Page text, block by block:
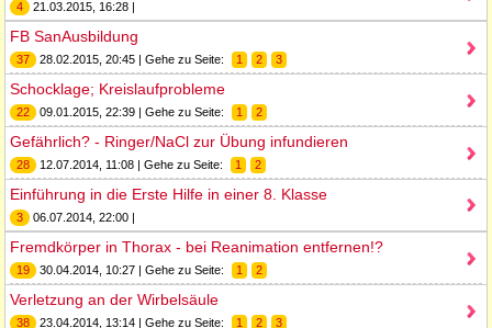
4 21.03.2015, 16:28 |
FB SanAusbildung
37 28.02.2015, 20:45 | Gehe zu Seite: 1 2 3
Schocklage; Kreislaufprobleme
22 09.01.2015, 22:39 | Gehe zu Seite: 1 2
Gefährlich? - Ringer/NaCl zur Übung infundieren
28 12.07.2014, 11:08 | Gehe zu Seite: 1 2
Einführung in die Erste Hilfe in einer 8. Klasse
3 06.07.2014, 22:00 |
Fremdkörper in Thorax - bei Reanimation entfernen!?
19 30.04.2014, 10:27 | Gehe zu Seite: 1 2
Verletzung an der Wirbelsäule
38 23.04.2014, 13:14 | Gehe zu Seite: 1 2 3